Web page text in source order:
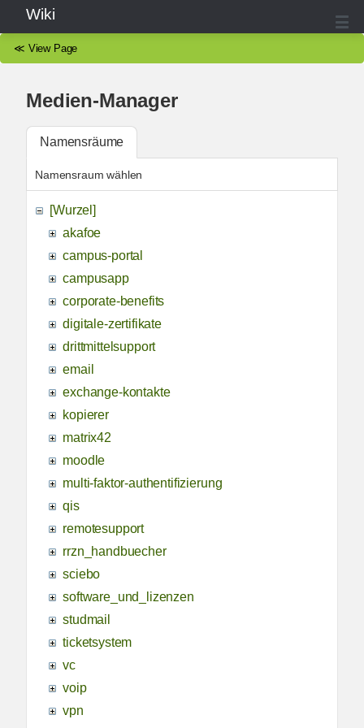
Wiki
≪ View Page
Medien-Manager
Namensräume
Namensraum wählen
[Wurzel]
akafoe
campus-portal
campusapp
corporate-benefits
digitale-zertifikate
drittmittelsupport
email
exchange-kontakte
kopierer
matrix42
moodle
multi-faktor-authentifizierung
qis
remotesupport
rrzn_handbuecher
sciebo
software_und_lizenzen
studmail
ticketsystem
vc
voip
vpn